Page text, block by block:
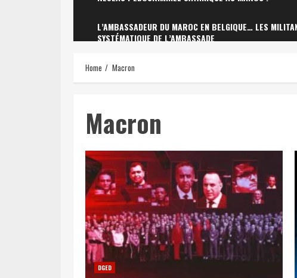
L’AMBASSADEUR DU MAROC EN BELGIQUE… LES
SYSTÉMATIQUE DE L’AMBASSADE
Home Macron
Macron
DGED